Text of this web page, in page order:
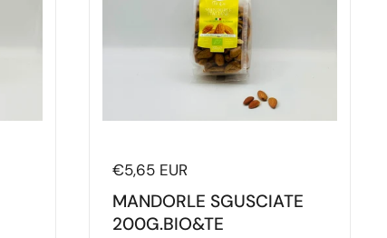
Prezzo di listino
€5,65 EUR
MANDORLE SGUSCIATE
200G.BIO&TE